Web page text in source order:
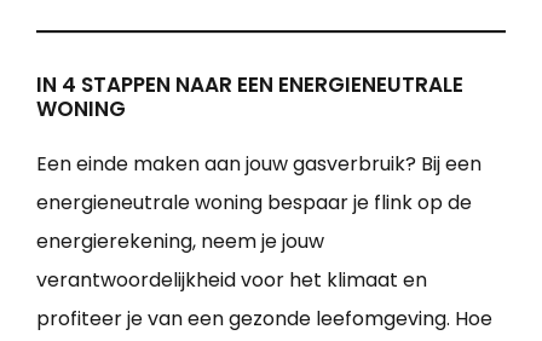
IN 4 STAPPEN NAAR EEN ENERGIENEUTRALE
WONING
Een einde maken aan jouw gasverbruik? Bij een
energieneutrale woning bespaar je flink op de
energierekening, neem je jouw
verantwoordelijkheid voor het klimaat en
profiteer je van een gezonde leefomgeving. Hoe